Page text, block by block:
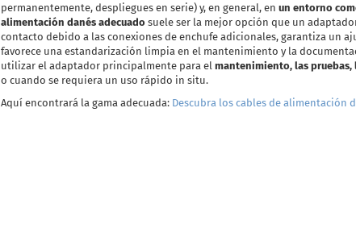
permanentemente, despliegues en serie) y, en general, enun entorno
alimentación danés adecuado suele ser la mejor opción que un
contacto debido a las conexiones de enchufe adicionales, garantiza un
favorece una estandarización limpia en el mantenimiento y la
utilizar el adaptador principalmente para elmantenimiento, las
o cuando se requiera un uso rápido in situ.
Aquí encontrará la gama adecuada: Descubra los cables de alimentación